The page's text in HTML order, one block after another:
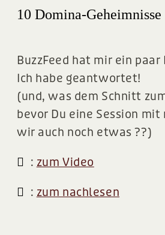
10 Domina-Geheimnisse
BuzzFeed hat mir ein
Ich habe geantwortet!
(und, was dem Schnitt
bevor Du eine Session
wir auch noch etwas ??)
: zum Video
: zum nachlesen